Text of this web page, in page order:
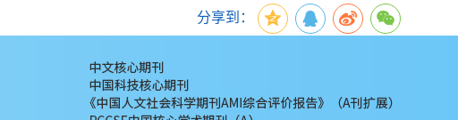
分享到：